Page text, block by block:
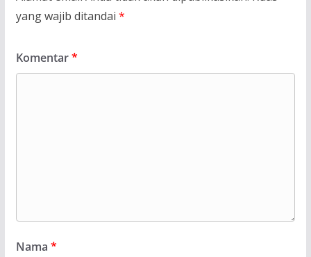
yang wajib ditandai *
Komentar*
Nama *